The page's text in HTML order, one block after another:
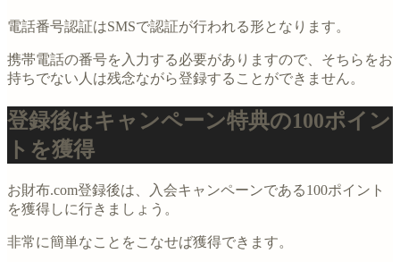
電話番号認証はSMSで認証が行われる形となります。
携帯電話の番号を入力する必要がありますので、そちらをお
持ちでない人は残念ながら登録することができません。
登録後はキャンペーン特典の100ポイン
トを獲得
お財布.com登録後は、入会キャンペーンである100ポイント
を獲得しに行きましょう。
非常に簡単なことをこなせば獲得できます。